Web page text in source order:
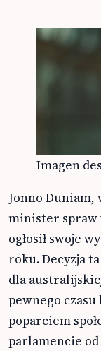
Imagen
Jonno Duniam,
minister spraw
ogłosił swoje
roku. Decyzja
dla
pewnego
poparciem
parlamencie od